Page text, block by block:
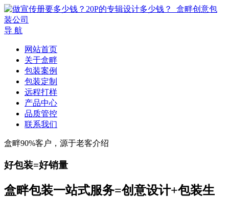
导 航
网站首页
关于盒畔
包装案例
包装定制
远程打样
产品中心
品质管控
联系我们
盒畔90%客户，源于老客介绍
好包装=好销量
盒畔包装一站式服务=创意设计+包装生